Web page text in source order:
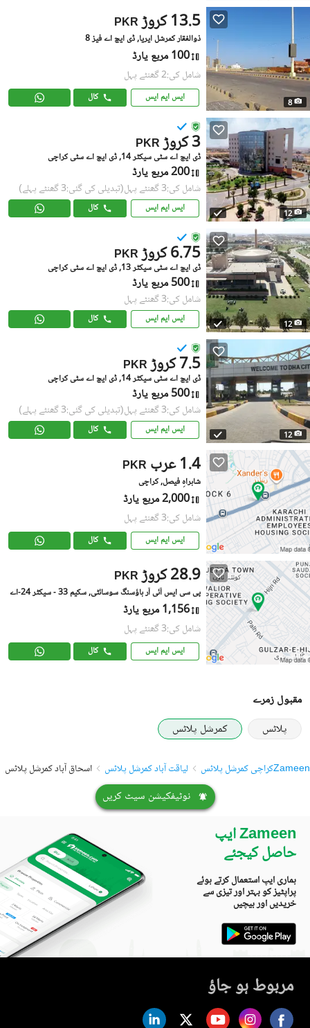
8
PKR 13.5 کروڑ
ذوالفقار کمرشل ایریا, ڈی ایچ اے فیز 8
100 مربع یارڈ
شامل کی:2 گھنٹے پہل
ایس ایم ایس کال
12
PKR 3 کروڑ
ڈی ایچ اے سٹی سیکٹر 14, ڈی ایچ اے سٹی کراچی
200 مربع یارڈ
شامل کی:3 گھنٹے پہل (تبدیلی کی گئی:3 گھنٹے پہلے)
ایس ایم ایس کال
12
PKR 6.75 کروڑ
ڈی ایچ اے سٹی سیکٹر 13, ڈی ایچ اے سٹی کراچی
500 مربع یارڈ
شامل کی:3 گھنٹے پہل
ایس ایم ایس کال
12
PKR 7.5 کروڑ
ڈی ایچ اے سٹی سیکٹر 14, ڈی ایچ اے سٹی کراچی
500 مربع یارڈ
شامل کی:3 گھنٹے پہل (تبدیلی کی گئی:3 گھنٹے پہلے)
ایس ایم ایس کال
PKR 1.4 عرب
شاہراہِ فیصل, کراچی
2,000 مربع یارڈ
شامل کی:3 گھنٹے پہل
ایس ایم ایس کال
PKR 28.9 کروڑ
پی سی ایس آئی آر ہاؤسنگ سوسائٹی, سکیم 33 - سیکٹر 24-اے
1,156 مربع یارڈ
شامل کی:3 گھنٹے پہل
ایس ایم ایس کال
مقبول زمرے
پلاٹس
کمرشل پلاٹس
Zameenکراچی کمرشل پلاٹس لیاقت آباد کمرشل پلاٹس اسحاق آباد کمرشل پلاٹس
نوٹیفکیشن سیٹ کریں
Zameen ایپ
حاصل کیجئے
ہماری ایپ استعمال کرتے ہوئے
پراپٹیز کو بہتر اور تیزی سے
خریدیں اور بیچیں
مربوط ہو جاؤ